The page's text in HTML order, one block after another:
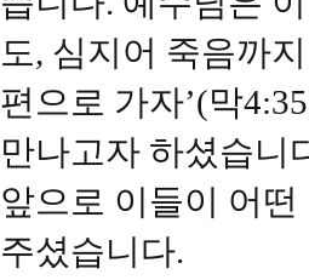
도, 심지어 죽음까
편으로 가자’(막
만나고자 하셨습니
앞으로 이들이 어
주셨습니다.